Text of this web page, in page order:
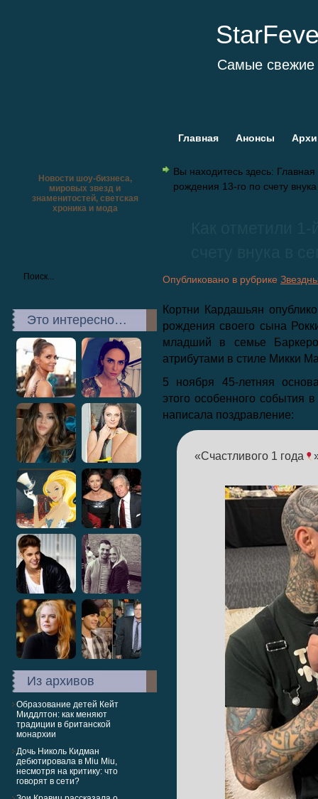
Самые свежие
Главная Анонсы
Новости шоу-бизнеса,
мировых звезд и
знаменитостей, светская
хроника и мода
Это интересно…
Из архивов
Образование детей Кейт
Миддлтон: как меняют
традиции в британской
монархии
Дочь Николь Кидман
дебютировала в Miu Miu,
несмотря на критику: что
говорят в сети?
Вы находитесь здесь: Главная
рождения 13-го по счету
Опубликовано в рубрике
Кортни Кардашьян
рождения своего сына
младший в семье
атрибутами в стиле Микки
5 ноября 45-летняя
этого особенного события
написала поздравление:
«Счастливого 1 года